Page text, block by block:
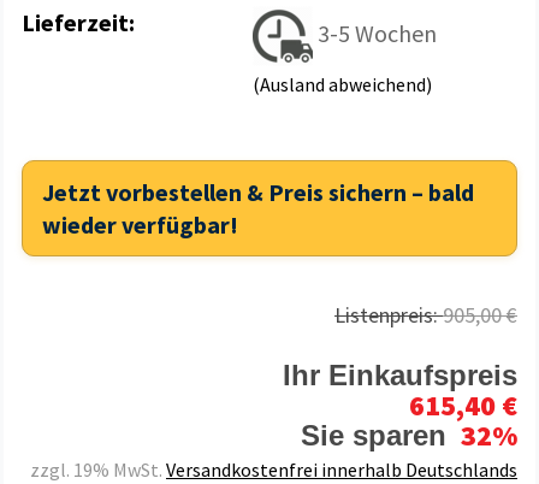
Lieferzeit: 3-5 Wochen
(Ausland abweichend)
Jetzt vorbestellen & Preis sichern – bald
wieder verfügbar!
Listenpreis:905,00 €
Ihr Einkaufspreis
615,40 €
Sie sparen 32%
zzgl. 19% MwSt. Versandkostenfrei innerhalb Deutschlands